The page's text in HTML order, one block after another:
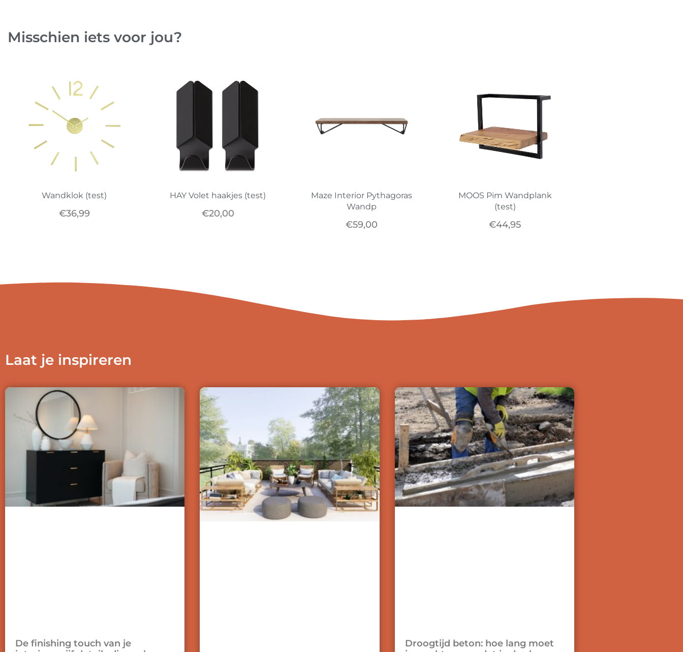
Misschien iets voor jou?
Wandklok (test)
€36,99
HAY Volet haakjes (test)
€20,00
Maze Interior Pythagoras
Wandp
€59,00
MOOS Pim Wandplank
(test)
€44,95
Laat je inspireren
De finishing touch van je
Droogtijd beton: hoe lang moet